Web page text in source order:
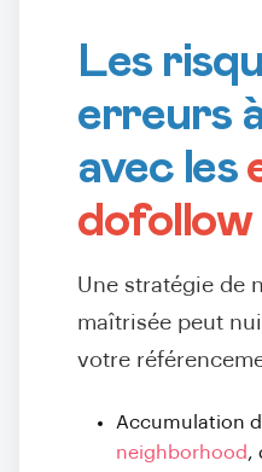
Les
erreurs
avec les
dofollow
Une stratégie de
maîtrisée peut
votre
Accumulation
neighborhood,